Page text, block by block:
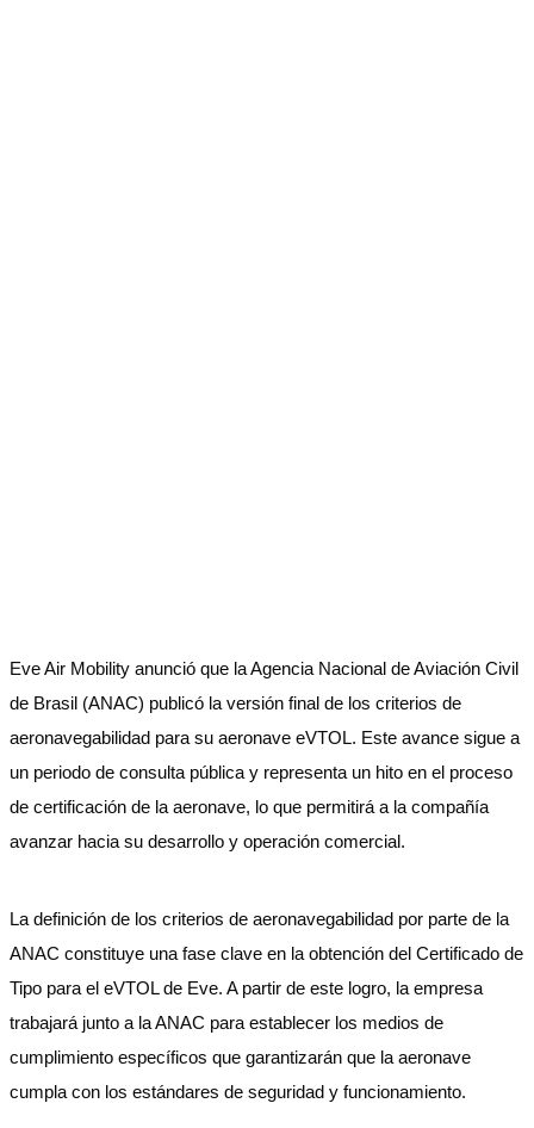
Eve Air Mobility anunció que la Agencia Nacional de Aviación Civil
de Brasil (ANAC) publicó la versión final de los criterios de
aeronavegabilidad para su aeronave eVTOL. Este avance sigue a
un periodo de consulta pública y representa un hito en el proceso
de certificación de la aeronave, lo que permitirá a la compañía
avanzar hacia su desarrollo y operación comercial.
La definición de los criterios de aeronavegabilidad por parte de la
ANAC constituye una fase clave en la obtención del Certificado de
Tipo para el eVTOL de Eve. A partir de este logro, la empresa
trabajará junto a la ANAC para establecer los medios de
cumplimiento específicos que garantizarán que la aeronave
cumpla con los estándares de seguridad y funcionamiento.